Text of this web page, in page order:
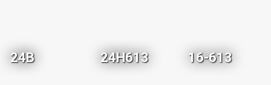
24B 24H613 16-613